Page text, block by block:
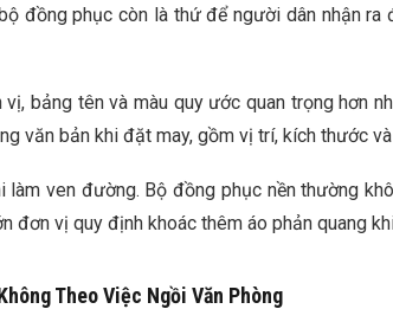
đồng phục còn là thứ để người dân nhận ra
bảng tên và màu quy ước quan trọng hơn
văn bản khi đặt may, gồm vị trí, kích thước
làm ven đường. Bộ đồng phục nền thường
đơn vị quy định khoác thêm áo phản quang
Theo Việc Ngồi Văn Phòng